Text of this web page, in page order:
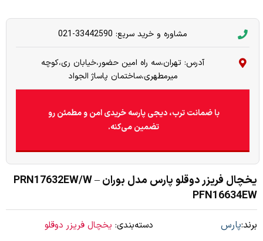
مشاوره و خرید سریع: 33442590-021
آدرس: تهران،سه راه امین حضور،خیابان ری،کوچه
میرمطهری،ساختمان پاساژ الجواد
با ضمانت ترب، دیجی پارسه خریدی امن و مطمئن رو
تضمین می‌کنه.
یخچال فریزر دوقلو پارس مدل بوران PRN17632EW/W –
PFN16634EW
برند:پارس دسته‌بندی: یخچال فریزر دوقلو